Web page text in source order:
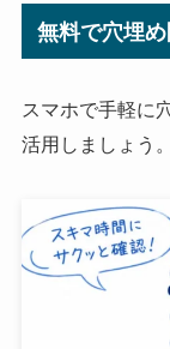
無料で穴埋
スマホで手軽に
活用しましょう。